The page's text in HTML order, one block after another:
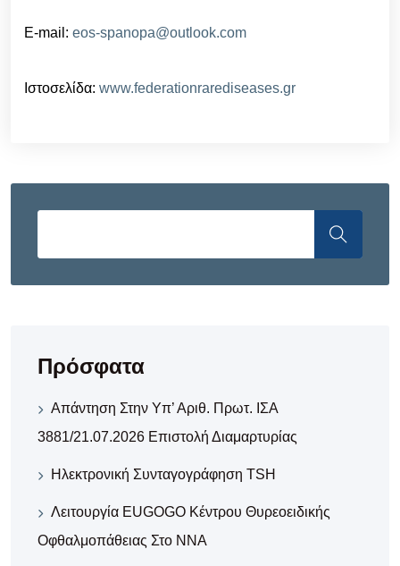
E-mail: eos-spanopa@outlook.com
Ιστοσελίδα: www.federationrarediseases.gr
Πρόσφατα
Απάντηση Στην Υπ’ Αριθ. Πρωτ. ΙΣΑ
3881/21.07.2026 Επιστολή Διαμαρτυρίας
Ηλεκτρονική Συνταγογράφηση TSH
Λειτουργία EUGOGO Κέντρου Θυρεοειδικής
Οφθαλμοπάθειας Στο ΝΝΑ